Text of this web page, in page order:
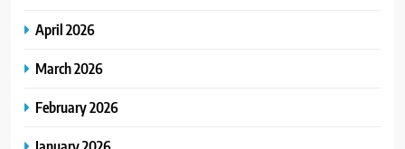
April 2026
March 2026
February 2026